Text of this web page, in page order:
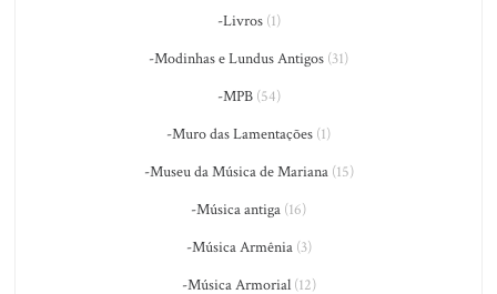
-Livros(1)
-Modinhas e Lundus Antigos (31)
-MPB(54)
-Muro das Lamentações (1)
-Museu da Música de Mariana(15)
-Música antiga (16)
-Música Armênia(3)
-Música Armorial(12)